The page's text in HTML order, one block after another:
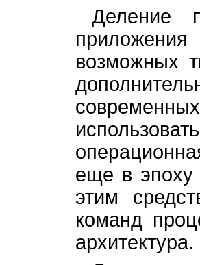
Деление
возможных
еще в эпоху
этим
команд
архитектура.